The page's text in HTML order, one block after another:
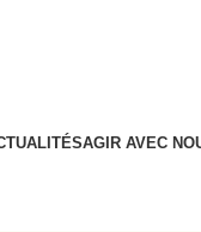
AGIR AVEC